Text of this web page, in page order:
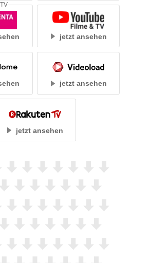
jetzt ansehen
jetzt ansehen
jetzt ansehen